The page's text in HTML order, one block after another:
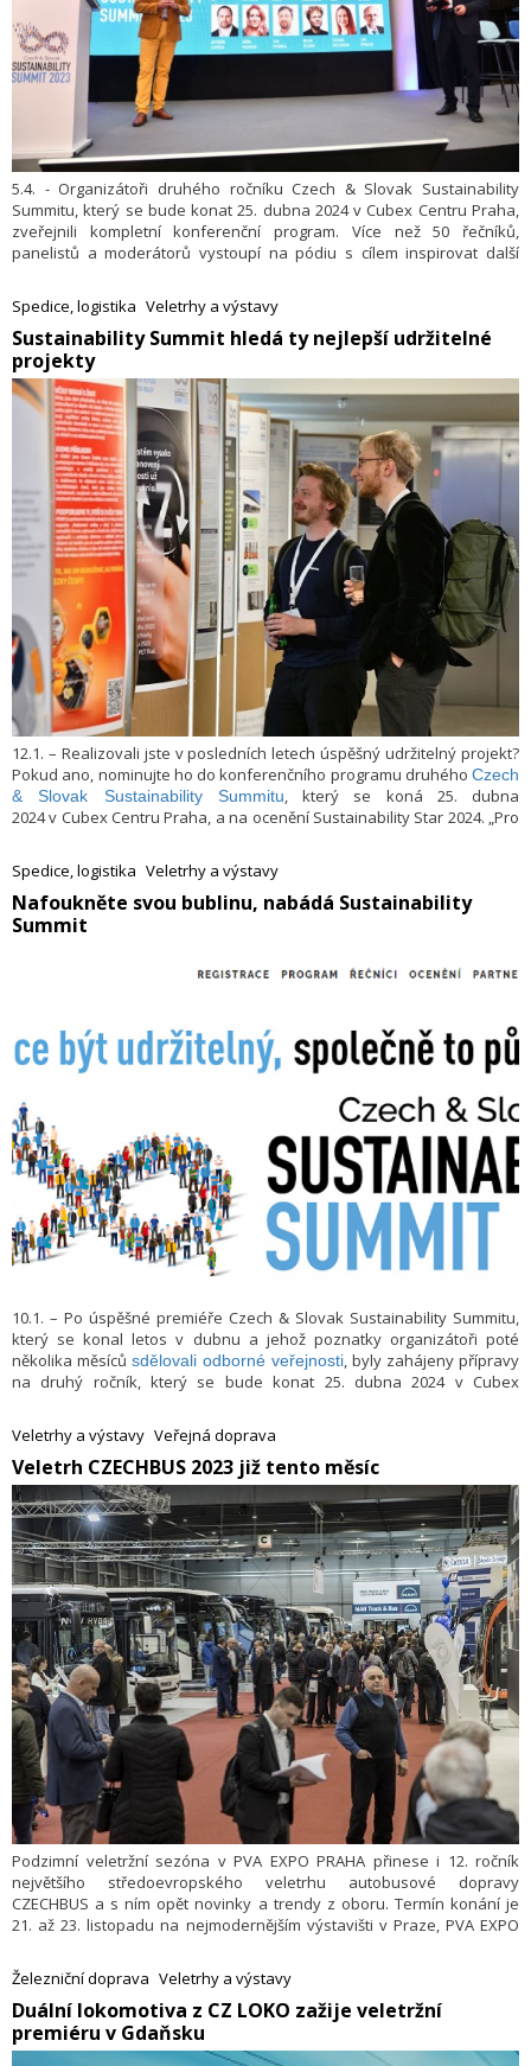
5.4. - Organizátoři druhého ročníku Czech & Slovak Sustainability
Summitu, který se bude konat 25. dubna 2024 v Cubex Centru Praha,
zveřejnili kompletní konferenční program. Více než 50 řečníků,
panelistů a moderátorů vystoupí na pódiu s cílem inspirovat další
udržitelnosti nebo podporovat diskuzi.
stejný– podpořit zavedení udržitelných principů na českém a
slovenském trhu.
Spedice, logistika Veletrhy a výstavy
​Sustainability Summit hledá ty nejlepší udržitelné
projekty
12.1. – Realizovali jste v posledních letech úspěšný udržitelný projekt?
Pokud ano, nominujte ho do konferenčního programu druhého Czech
& Slovak Sustainability Summitu, který se koná 25. dubna
2024 v Cubex Centru Praha, a na ocenění Sustainability Star 2024. „Pro
publicitu. Můžete také inspirovat ostatní k realizaci vlastních
udržitelných cílů. A dostanete důležitou zpětnou vazbu od předních
vědců, kteří projekty hodnotí,“ vyjmenovala benefity Kateřina
Osterrothová, programová ředitelka Sustainability Summitu. Přihlášku
formulář je k dispozici zde:https://www.sustainabilitysummit.cz/…ka-
Spedice, logistika Veletrhy a výstavy
​Nafoukněte svou bublinu, nabádá Sustainability
Summit
10.1. – Po úspěšné premiéře Czech & Slovak Sustainability Summitu,
který se konal letos v dubnu a jehož poznatky organizátoři poté
několika měsíců sdělovali odborné veřejnosti, byly zahájeny přípravy
na druhý ročník, který se bude konat 25. dubna 2024 v Cubex
Veletrhy a výstavy Veřejná doprava
​Veletrh CZECHBUS 2023 již tento měsíc
Podzimní veletržní sezóna v PVA EXPO PRAHA přinese i 12. ročník
největšího středoevropského veletrhu autobusové dopravy
CZECHBUS a s ním opět novinky a trendy z oboru. Termín konání je
21. až 23. listopadu na nejmodernějším výstavišti v Praze, PVA EXPO
značky FORD.
Železniční doprava Veletrhy a výstavy
​Duální lokomotiva z CZ LOKO zažije veletržní
premiéru v Gdaňsku